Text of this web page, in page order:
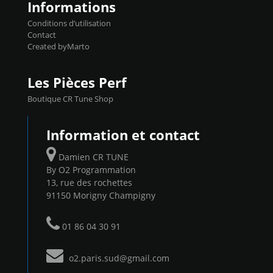
Informations
Conditions d’utilisation
Contact
Created byMarto
Les Pièces Perf
Boutique CR Tune Shop
Information et contact
Damien CR TUNE
By O2 Programmation
13, rue des rochettes
91150 Morigny Champigny
01 86 04 30 91
o2.paris.sud@gmail.com